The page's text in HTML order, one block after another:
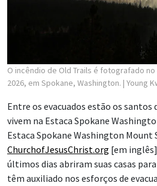
O incêndio de Old Trails é fotografado
2026, em Spokane, Washington. | Young
Entre os evacuados estão os santos
vivem na Estaca Spokane
Estaca Spokane Washington Mount
ChurchofJesusChrist.org [em
últimos dias abriram suas casas
têm auxiliado nos esforços de